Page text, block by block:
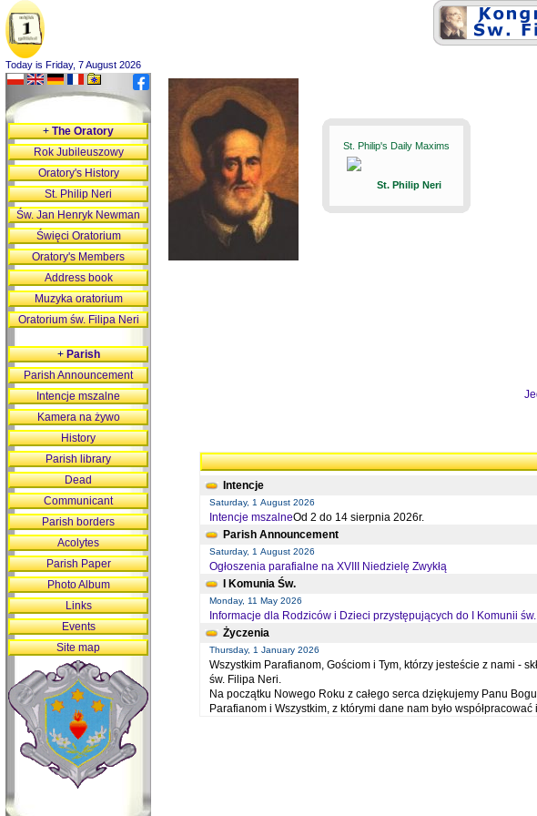
Today is Friday, 7 August 2026
St. Philip's Daily Maxims
St. Philip Neri
Intencje
Saturday, 1 August 2026
Intencje mszalneOd 2 do 14 sierpnia 2026r.
Parish Announcement
Saturday, 1 August 2026
Ogłoszenia parafialne na XVIII Niedzielę Zwykłą
I Komunia Św.
Monday, 11 May 2026
Informacje dla Rodziców i Dzieci przystępujących do I Komunii
Życzenia
Thursday, 1 January 2026
Wszystkim Parafianom, Gościom i Tym, którzy jesteście z nami -
św. Filipa Neri.
Na początku Nowego Roku z całego serca dziękujemy Panu
Parafianom i Wszystkim, z którymi dane nam było
+The Oratory
Rok Jubileuszowy
Oratory's History
St. Philip Neri
Św. Jan Henryk Newman
Święci Oratorium
Oratory's Members
Address book
Muzyka oratorium
Oratorium św. Filipa Neri
+Parish
Parish Announcement
Intencje mszalne
Kamera na żywo
History
Parish library
Dead
Communicant
Parish borders
Acolytes
Parish Paper
Photo Album
Links
Events
Site map